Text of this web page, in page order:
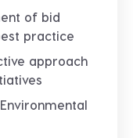
of bid
practice
approach